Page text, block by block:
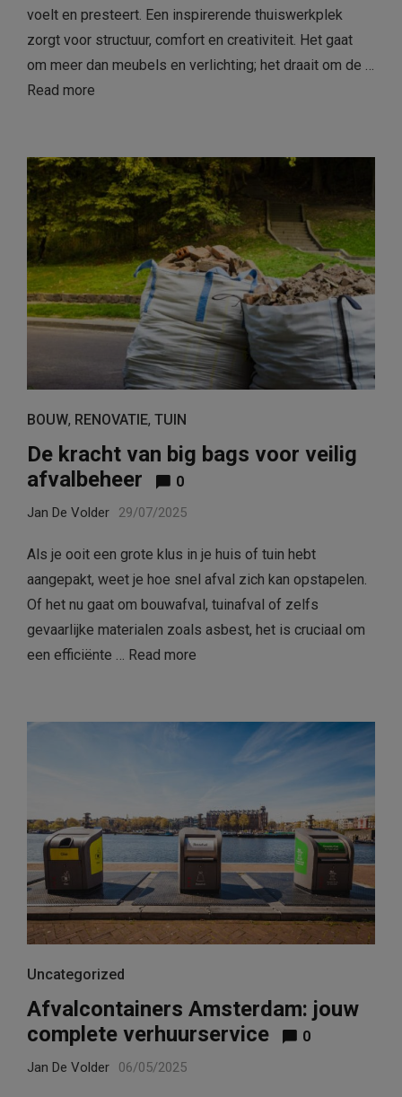
voelt en presteert. Een inspirerende thuiswerkplek
zorgt voor structuur, comfort en creativiteit. Het gaat
om meer dan meubels en verlichting; het draait om de …
Read more
BOUW, RENOVATIE, TUIN
De kracht van big bags voor veilig
afvalbeheer
0
Jan De Volder 29/07/2025
Als je ooit een grote klus in je huis of tuin hebt
aangepakt, weet je hoe snel afval zich kan opstapelen.
Of het nu gaat om bouwafval, tuinafval of zelfs
gevaarlijke materialen zoals asbest, het is cruciaal om
een efficiënte … Read more
Uncategorized
Afvalcontainers Amsterdam: jouw
complete verhuurservice
0
Jan De Volder 06/05/2025